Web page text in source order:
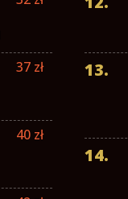
37 zł
40 zł
13.
14.